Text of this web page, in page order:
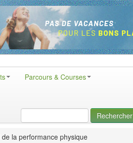
Parcours & Courses
Rechercher
la performance physique